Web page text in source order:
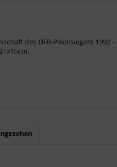
des DFB-Pokalsiegers